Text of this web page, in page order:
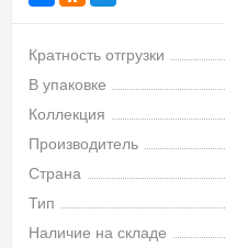
Кратность отгрузки
В упаковке
Коллекция
Производитель
Страна
Тип
Наличие на складе